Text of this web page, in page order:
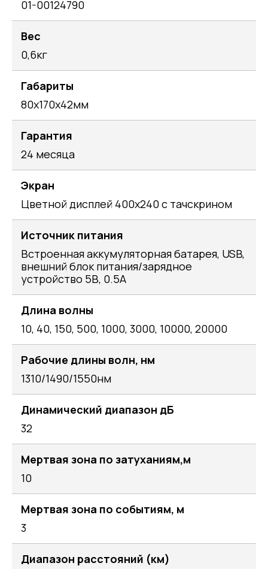
01-00124790
Вес
0,6кг
Габариты
80x170x42мм
Гарантия
24 месяца
Экран
Цветной дисплей 400х240 с тачскрином
Источник питания
Встроенная аккумуляторная батарея, USB,
внешний блок питания/зарядное
устройство 5В, 0.5А
Длина волны
10, 40, 150, 500, 1000, 3000, 10000, 20000
Рабочие длины волн, нм
1310/1490/1550нм
Динамический диапазон дБ
32
Мертвая зона по затуханиям,м
10
Мертвая зона по событиям, м
3
Диапазон расстояний (км)